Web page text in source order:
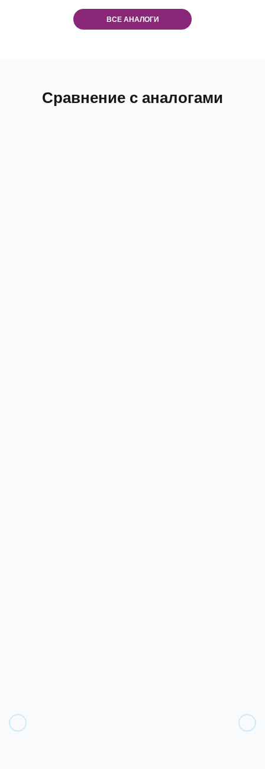
ВСЕ АНАЛОГИ
Сравнение с аналогами